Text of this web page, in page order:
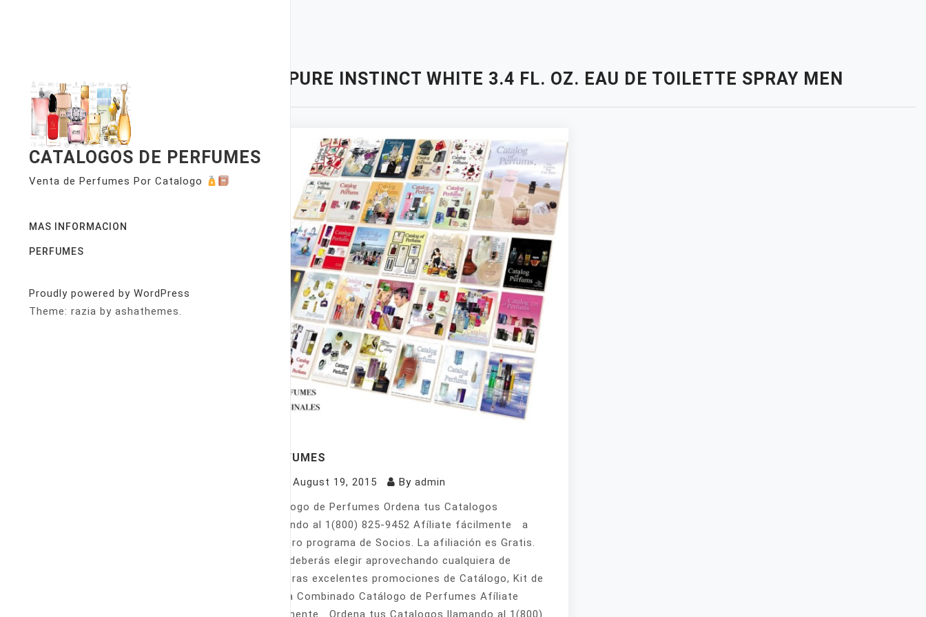
CATALOGOS DE PERFUMES
Venta de Perfumes Por Catalogo
MAS INFORMACION
PERFUMES
Proudly powered by WordPress
Theme: razia by ashathemes.
PURE INSTINCT WHITE 3.4 FL. OZ. EAU DE TOILETTE SPRAY MEN
PERFUMES
August 19, 2015 By admin
Catálogo de Perfumes Ordena tus Catalogos
llamando al 1(800) 825-9452 Afíliate fácilmente a
nuestro programa de Socios. La afiliación es Gratis.
Sólo deberás elegir aprovechando cualquiera de
nuestras excelentes promociones de Catálogo, Kit de
Venta Combinado Catálogo de Perfumes Afíliate
fácilmente Ordena tus Catalogos llamando al 1(800)